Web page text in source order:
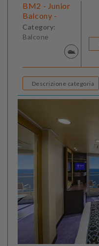
BM2 - Junior
Balcony -
Category:
Balcone
Descrizione categoria